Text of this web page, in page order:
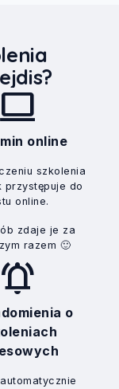
computer
online
szkolenia
przystępuje do
online.
zdaje je za
razem 🙂
notifications_active
o